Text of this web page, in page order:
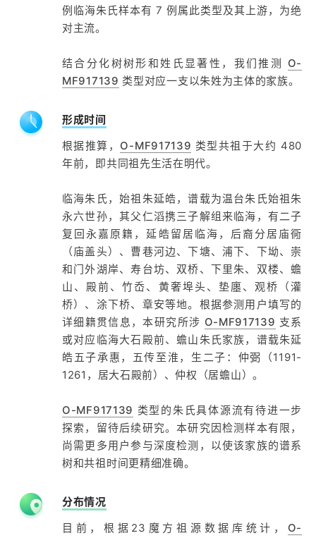
例临海朱氏样本有 7 例属此类型及其上游，为绝
对主流。
结合分化树树形和姓氏显著性，我们推测 O-
MF917139 类型对应一支以朱姓为主体的家族。
形成时间
根据推算， O-MF917139 类型共祖于大约 480
年前，即共同祖先生活在明代。
临海朱氏，始祖朱延皓，谱载为温台朱氏始祖朱
永六世孙，其父仁滔携三子解组来临海，有二子
复回永嘉原籍，延皓留居临海，后裔分居庙衕
（庙盖头）、曹巷河边、下塘、浦下、下坳、崇
和门外湖岸、寿台坊、双桥、下里朱、双楼、蟾
山、殿前、竹岙、黄奢埠头、垫廛、观桥（灌
桥）、涂下桥、章安等地。根据参测用户填写的
详细籍贯信息，本研究所涉 O-MF917139 支系
或对应临海大石殿前、蟾山朱氏家族，谱载朱延
皓五子承惠，五传至淮，生二子：仲弼（1191-
1261，居大石殿前）、仲权（居蟾山）。
O-MF917139 类型的朱氏具体源流有待进一步
探索，留待后续研究。本研究因检测样本有限，
尚需更多用户参与深度检测，以使该家族的谱系
树和共祖时间更精细准确。
分布情况
目前，根据23魔方祖源数据库统计， O-